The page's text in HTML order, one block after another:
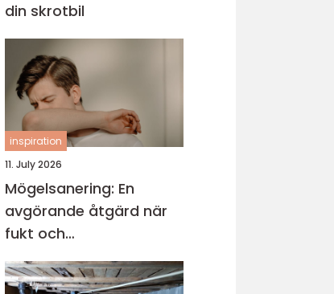
din skrotbil
inspiration
11. July 2026
Mögelsanering: En
avgörande åtgärd när
fukt och
mikroorganismer har
fått fäste i en byggnad